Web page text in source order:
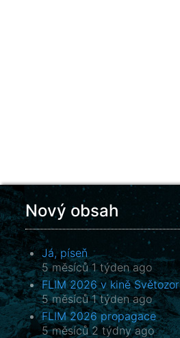
Nový obsah
Já, píseň
5 měsíců 1 týden ago
FLIM 2026 v kině Světozor
5 měsíců 1 týden ago
FLIM 2026 propagace
5 měsíců 2 týdny ago